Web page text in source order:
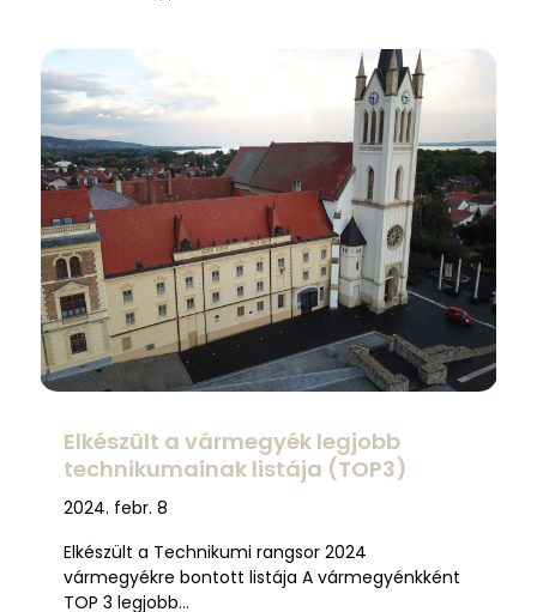
Elkészült a vármegyék legjobb
technikumainak listája (TOP3)
2024. febr. 8
Elkészült a Technikumi rangsor 2024
vármegyékre bontott listája A vármegyénkként
TOP 3 legjobb…